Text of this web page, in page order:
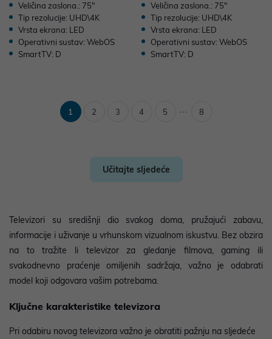
Veličina zaslona.: 75"
Tip rezolucije: UHD\4K
Vrsta ekrana: LED
Operativni sustav: WebOS
SmartTV: D
Veličina zaslona.: 75"
Tip rezolucije: UHD\4K
Vrsta ekrana: LED
Operativni sustav: WebOS
SmartTV: D
1 2 3 4 5 ... 8
Učitajte sljedeće
Televizori su središnji dio svakog doma, pružajući zabavu,
informacije i uživanje u vrhunskom vizualnom iskustvu. Bez obzira
na to tražite li televizor za gledanje filmova, gaming ili
svakodnevno praćenje omiljenih sadržaja, važno je odabrati
model koji odgovara vašim potrebama.
Ključne karakteristike televizora
Pri odabiru novog televizora važno je obratiti pažnju na sljedeće